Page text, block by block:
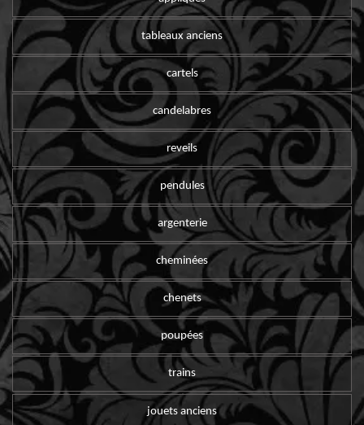
tableaux anciens
cartels
candelabres
reveils
pendules
argenterie
cheminées
chenets
poupées
trains
jouets anciens